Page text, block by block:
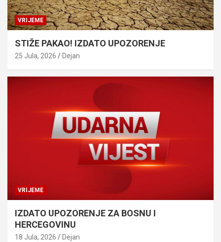
VRIJEME
STIŽE PAKAO! IZDATO UPOZORENJE
25 Jula, 2026 Dejan
VRIJEME
IZDATO UPOZORENJE ZA BOSNU I
HERCEGOVINU
18 Jula, 2026 Dejan